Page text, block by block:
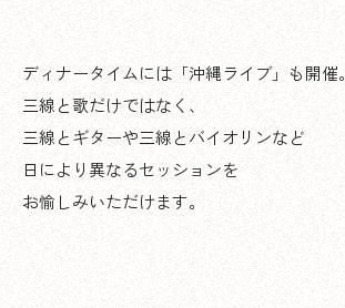
ディナータイムには「沖縄ライブ」も開催。
三線と歌だけではなく、
三線とギターや三線とバイオリンなど
日により異なるセッションを
お愉しみいただけます。